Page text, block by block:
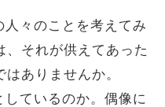
々のことを考えてみ
、それが供えてあった
ありませんか。
ているのか。偶像に